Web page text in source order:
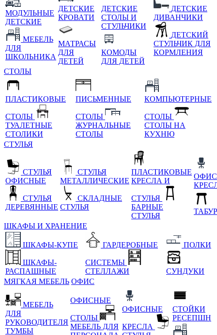
МОДУЛЬНЫЕ
ДЕТСКИЕ
МЕБЕЛЬ
ДЛЯ
ШКОЛЬНИКА
ДЕТСКИЕ
КРОВАТИ
МАТРАСЫ
ДЛЯ
ДЕТЕЙ
ДЕТСКИЕ
СТОЛЫ И
СТУЛЬЧИКИ
КОМОДЫ
ДЛЯ ДЕТЕЙ
ДЕТСКИЕ
ДИВАНЧИКИ
ДЕТСКИЙ
СТУЛЬЧИК ДЛЯ
КОРМЛЕНИЯ
СТОЛЫ
ПЛАСТИКОВЫЕ
СТОЛЫ
ТУАЛЕТНЫЕ
СТОЛИКИ
ПИСЬМЕННЫЕ
СТОЛЫ
ЖУРНАЛЬНЫЕ
СТОЛЫ
КОМПЬЮТЕРНЫЕ
СТОЛЫ
СТОЛЫ НА
КУХНЮ
СТУЛЬЯ
СТУЛЬЯ
ОФИСНЫЕ
СТУЛЬЯ
ДЕРЕВЯННЫЕ
СТУЛЬЯ
МЕТАЛЛИЧЕСКИЕ
СКЛАДНЫЕ
СТУЛЬЯ
ПЛАСТИКОВЫЕ
КРЕСЛА И
СТУЛЬЯ
БАРНЫЕ
СТУЛЬЯ
ШКАФЫ И ХРАНЕНИЕ
ШКАФЫ-КУПЕ
ШКАФЫ-
РАСПАШНЫЕ
ГАРДЕРОБНЫЕ
СИСТЕМЫ
СТЕЛЛАЖИ
ПОЛКИ
СУНДУКИ
МЯГКАЯ МЕБЕЛЬ ОФИС
МЕБЕЛЬ
ДЛЯ
РУКОВОДИТЕЛЯ
ТУМБЫ
ОФИСНЫЕ
СТОЛЫ
МЕБЕЛЬ ДЛЯ
ОФИСНЫЕ
КРЕСЛА
СТОЙКИ
РЕСЕПШН